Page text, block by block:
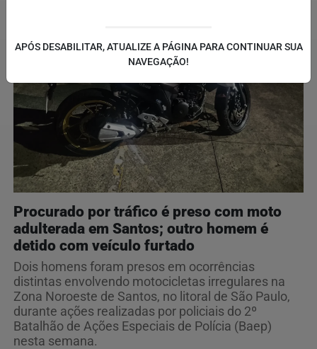
Procurado por tráfico é preso com moto
adulterada em Santos; outro homem é
detido com veículo furtado
Dois homens foram presos em ocorrências
distintas envolvendo motocicletas irregulares na
Zona Noroeste de Santos, no litoral de São Paulo,
durante ações realizadas por policiais do 2º
Batalhão de Ações Especiais de Polícia (Baep)
nesta semana.
APÓS DESABILITAR, ATUALIZE A PÁGINA PARA CONTINUAR SUA
NAVEGAÇÃO!